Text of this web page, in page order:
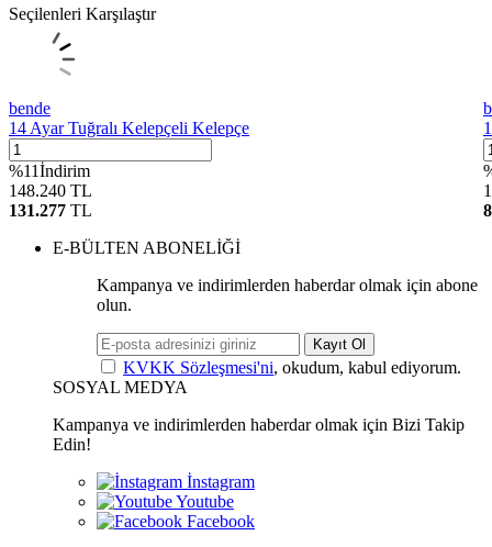
Seçilenleri Karşılaştır
bende
14 Ayar Tuğralı Kelepçeli Kelepçe
%11İndirim
148.240 TL
131.277 TL
E-BÜLTEN ABONELİĞİ
Kampanya ve indirimlerden haberdar olmak için abone
olun.
Kayıt Ol
KVKK Sözleşmesi'ni, okudum, kabul ediyorum.
SOSYAL MEDYA
Kampanya ve indirimlerden haberdar olmak için Bizi Takip
Edin!